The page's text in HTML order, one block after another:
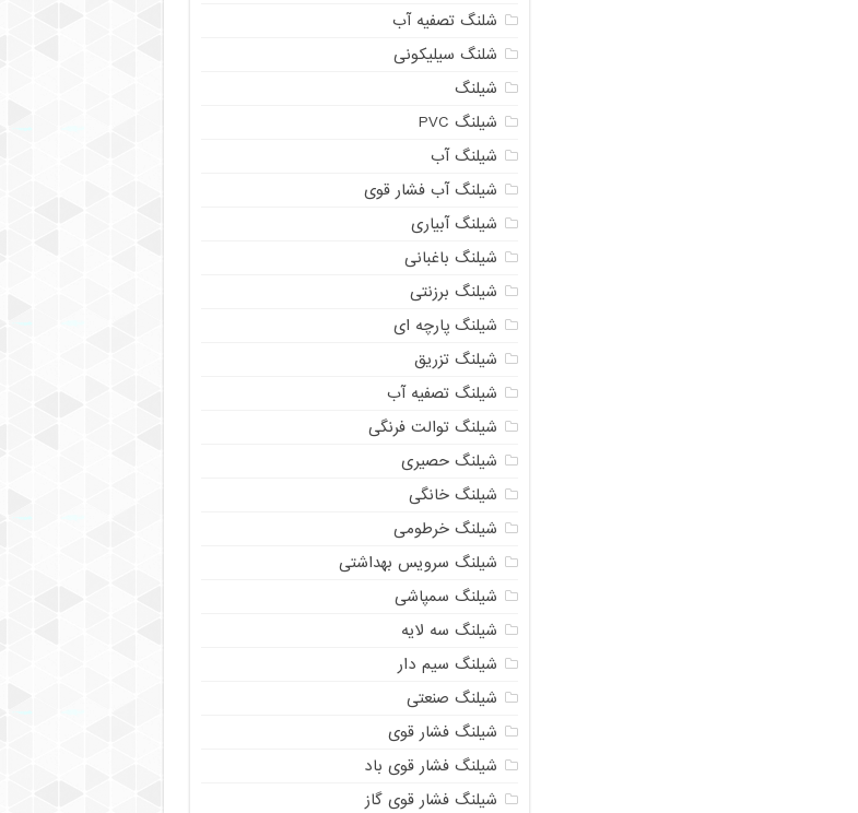
شلنگ تصفیه آب
شلنگ سیلیکونی
شیلنگ
شیلنگ PVC
شیلنگ آب
شیلنگ آب فشار قوی
شیلنگ آبیاری
شیلنگ باغبانی
شیلنگ برزنتی
شیلنگ پارچه ای
شیلنگ تزریق
شیلنگ تصفیه آب
شیلنگ توالت فرنگی
شیلنگ حصیری
شیلنگ خانگی
شیلنگ خرطومی
شیلنگ سرویس بهداشتی
شیلنگ سمپاشی
شیلنگ سه لایه
شیلنگ سیم دار
شیلنگ صنعتی
شیلنگ فشار قوی
شیلنگ فشار قوی باد
شیلنگ فشار قوی گاز